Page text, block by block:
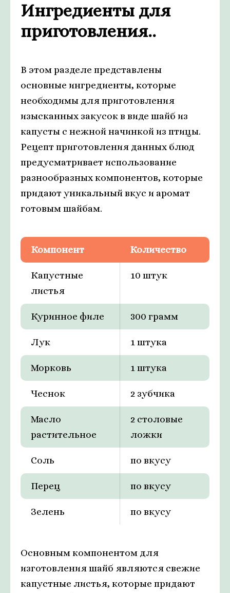
Ингредиенты для
приготовления..
В этом разделе представлены
основные ингредиенты, которые
необходимы для приготовления
изысканных закусок в виде шайб из
капусты с нежной начинкой из птицы.
Рецепт приготовления данных блюд
предусматривает использование
разнообразных компонентов, которые
придают уникальный вкус и аромат
готовым шайбам.
Компонент Количество
Капустные
листья
10 штук
Куринное филе 300 грамм
Лук 1 штука
Морковь 1 штука
Чеснок 2 зубчика
Масло
растительное
2 столовые
ложки
Соль по вкусу
Перец по вкусу
Зелень по вкусу
Основным компонентом для
изготовления шайб являются свежие
капустные листья, которые придают